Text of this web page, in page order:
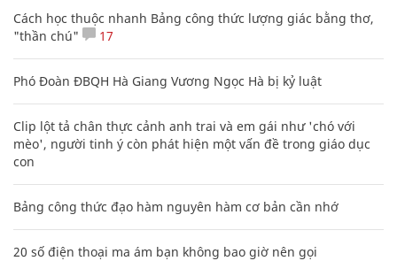
Cách học thuộc nhanh Bảng công thức lượng giác bằng thơ,
"thần chú"
17
Phó Đoàn ĐBQH Hà Giang Vương Ngọc Hà bị kỷ luật
Clip lột tả chân thực cảnh anh trai và em gái như 'chó với
mèo', người tinh ý còn phát hiện một vấn đề trong giáo dục
con
Bảng công thức đạo hàm nguyên hàm cơ bản cần nhớ
20 số điện thoại ma ám bạn không bao giờ nên gọi